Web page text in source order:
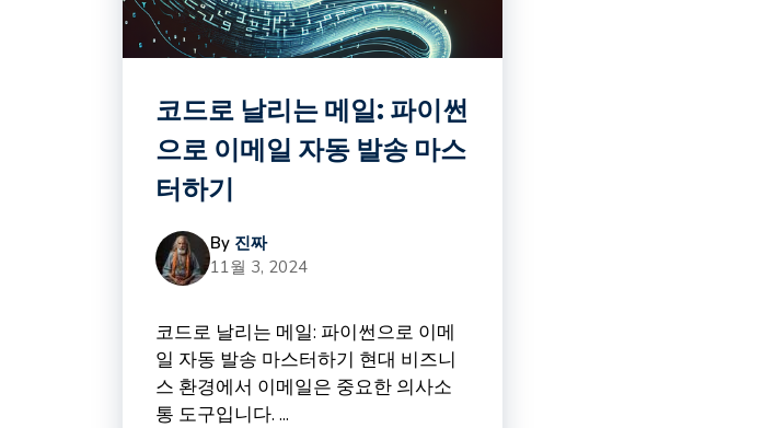
코드로 날리는 메일: 파이썬
으로 이메일 자동 발송 마스
터하기
By 진짜
11월 3, 2024
코드로 날리는 메일: 파이썬으로 이메
일 자동 발송 마스터하기 현대 비즈니
스 환경에서 이메일은 중요한 의사소
통 도구입니다. ...